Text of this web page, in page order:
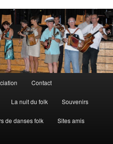
Contact
La nuit du folk Souvenirs
de danses folk Sites amis